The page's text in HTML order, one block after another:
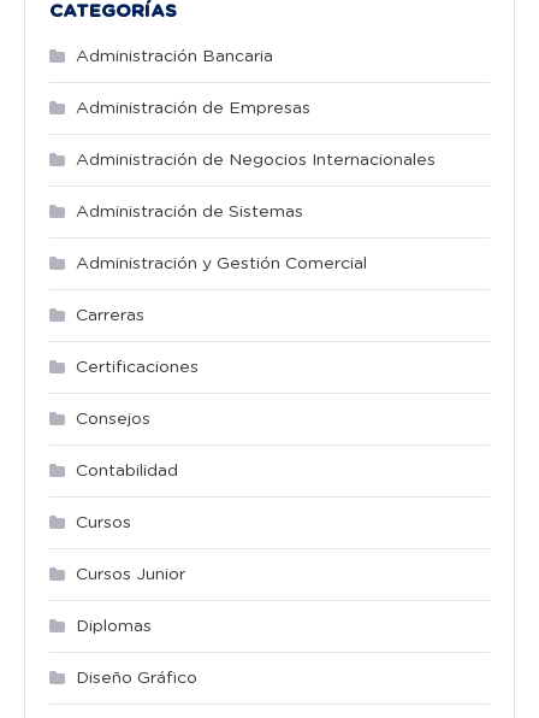
CATEGORÍAS
Administración Bancaria
Administración de Empresas
Administración de Negocios Internacionales
Administración de Sistemas
Administración y Gestión Comercial
Carreras
Certificaciones
Consejos
Contabilidad
Cursos
Cursos Junior
Diplomas
Diseño Gráfico